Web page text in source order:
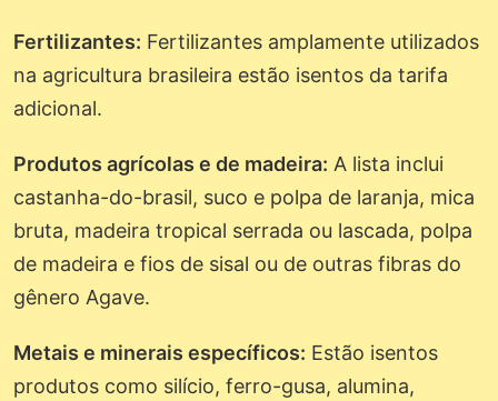
Fertilizantes: Fertilizantes amplamente utilizados
na agricultura brasileira estão isentos da tarifa
adicional.
Produtos agrícolas e de madeira: A lista inclui
castanha-do-brasil, suco e polpa de laranja, mica
bruta, madeira tropical serrada ou lascada, polpa
de madeira e fios de sisal ou de outras fibras do
gênero Agave.
Metais e minerais específicos: Estão isentos
produtos como silício, ferro-gusa, alumina,